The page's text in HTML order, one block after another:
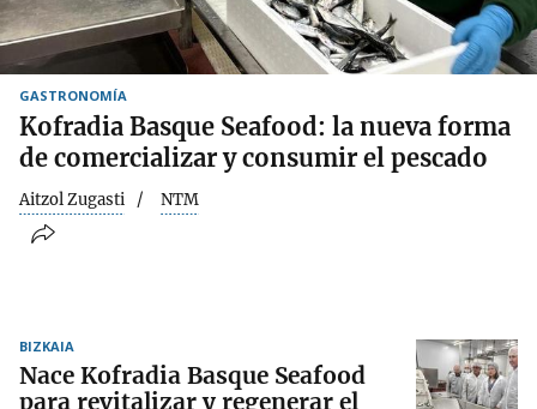
GASTRONOMÍA
Kofradia Basque Seafood: la nueva forma
de comercializar y consumir el pescado
Aitzol Zugasti NTM
BIZKAIA
Nace Kofradia Basque Seafood
para revitalizar y regenerar el